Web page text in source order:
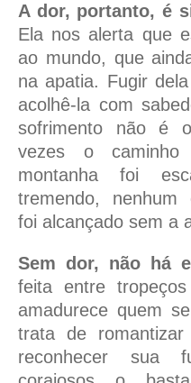
A dor, portanto, é
Ela nos alerta que
ao mundo, que
na apatia. Fugir
acolhê-la com
sofrimento não é
vezes o caminho
montanha foi
tremendo, nenhum
foi alcançado sem a
Sem dor, não há
feita entre
amadurece quem
trata de
reconhecer sua